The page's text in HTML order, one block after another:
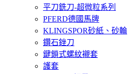
平刀銑刀-超微粒系列
PFERD德國馬牌
KLINGSPOR砂紙、砂輪
鑽石銼刀
鍵鎖式螺紋襯套
護套